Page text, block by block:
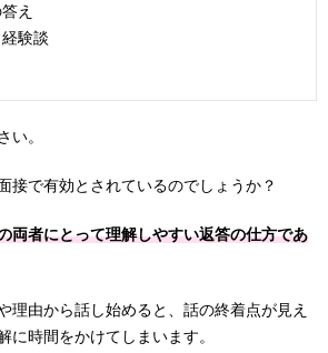
え
験談
い。
接で有効とされているのでしょうか？
両者にとって理解しやすい返答の仕方であ
理由から話し始めると、話の終着点が見え
に時間をかけてしまいます。